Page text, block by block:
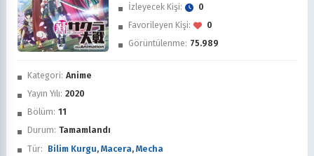
İzledim
Favorilere Ekle
Sonra İzle
Kategori: Anime
Yayın Yılı: 2020
Bölüm: 11
Durum: Tamamlandı
Tür: Bilim Kurgu, Macera, Mecha
İzleyecek Kişi:
0
Favorileyen Kişi:
0
Görüntülenme: 75.989